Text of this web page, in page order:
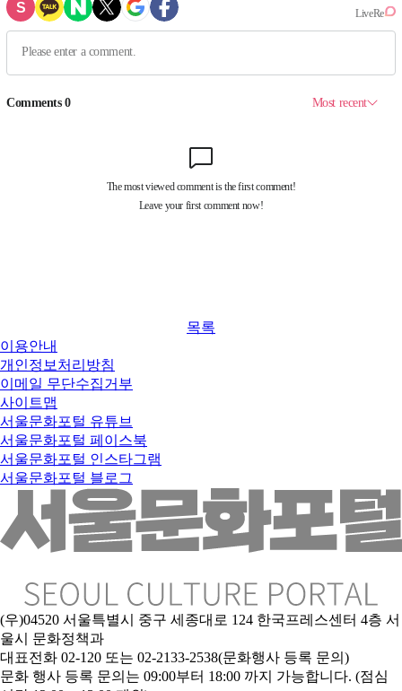
목록
이용안내
개인정보처리방침
이메일 무단수집거부
사이트맵
서울문화포털 유튜브
서울문화포털 페이스북
서울문화포털 인스타그램
서울문화포털 블로그
(우)04520 서울특별시 중구 세종대로 124 한국프레스센터 4층 서
울시 문화정책과
대표전화 02-120 또는 02-2133-2538(문화행사 등록 문의)
문화 행사 등록 문의는 09:00부터 18:00 까지 가능합니다. (점심